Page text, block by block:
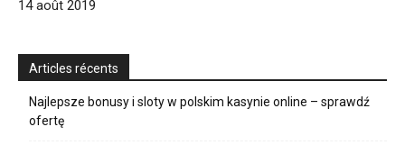
14 août 2019
Articles récents
Najlepsze bonusy i sloty w polskim kasynie online – sprawdź
ofertę